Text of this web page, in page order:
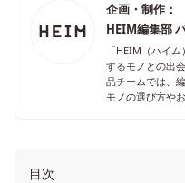
企画・制作：
HEIM編集部
「HEIM（ハイ
するモノとの出
品チームでは、
モノの選び方や
目次